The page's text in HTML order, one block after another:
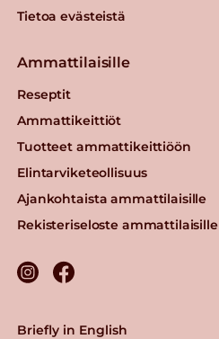
Tietoa evästeistä
Ammattilaisille
Reseptit
Ammattikeittiöt
Tuotteet ammattikeittiöön
Elintarviketeollisuus
Ajankohtaista ammattilaisille
Rekisteriseloste ammattilaisille
Briefly in English